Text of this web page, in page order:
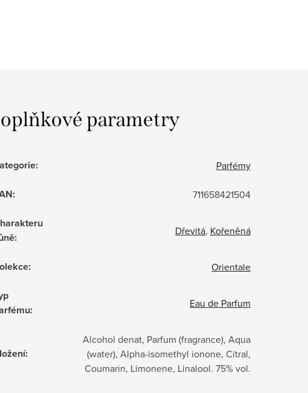
parametry
: Parfémy
: 711658421504
: Dřevitá, Kořeněná
: Orientale
: Eau de Parfum
:
Alcohol denat, Parfum (fragrance), Aqua
(water), Alpha-isomethyl ionone, Citral,
Coumarin, Limonene, Linalool. 75% vol.